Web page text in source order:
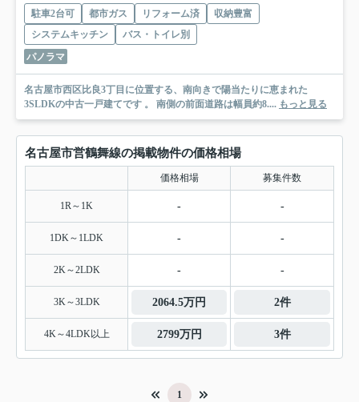
駐車2台可 都市ガス リフォーム済
収納豊富
システムキッチン
バス・トイレ別
パノラマ
名古屋市西区比良3丁目に位置する、南向きで陽当たりに恵まれた
3SLDKの中古一戸建てです 。 南側の前面道路は幅員約8.... もっと見る
名古屋市営鶴舞線の掲載物件の価格相場
価格相場 募集件数
1R～1K - -
1DK～1LDK - -
2K～2LDK - -
3K～3LDK 2064.5万円 2件
4K～4LDK以上 2799万円 3件
1